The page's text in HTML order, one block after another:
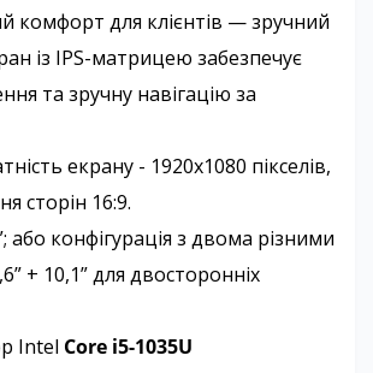
комфорт для клієнтів — зручний
із IPS-матрицею забезпечує
та зручну навігацію за
екрану - 1920х1080 пікселів,
сторін 16:9.
або конфігурація з двома різними
+ 10,1” для двосторонніх
Intel Core i5-1035U